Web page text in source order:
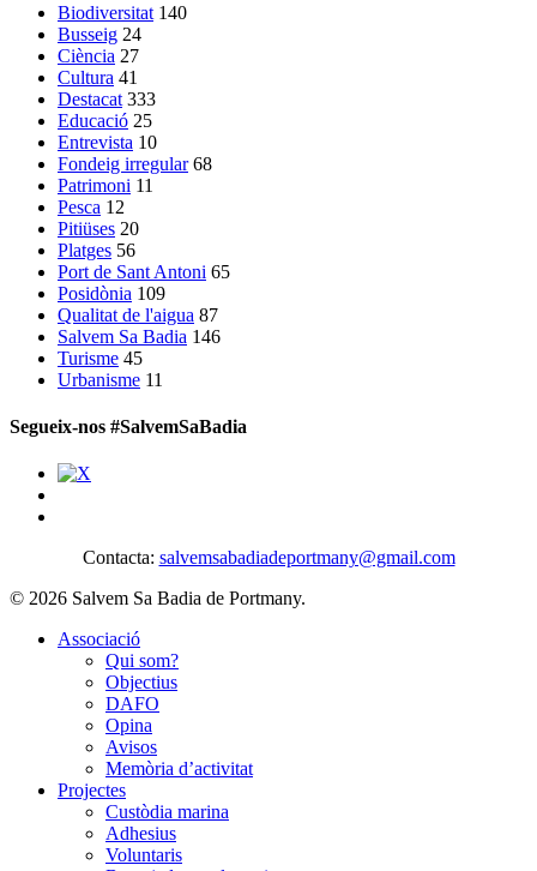
Biodiversitat 140
Busseig 24
Ciència 27
Cultura 41
Destacat 333
Educació 25
Entrevista 10
Fondeig irregular 68
Patrimoni 11
Pesca 12
Pitiüses 20
Platges 56
Port de Sant Antoni 65
Posidònia 109
Qualitat de l'aigua 87
Salvem Sa Badia 146
Turisme 45
Urbanisme 11
Segueix-nos #SalvemSaBadia
Contacta: salvemsabadiadeportmany@gmail.com
© 2026 Salvem Sa Badia de Portmany.
Close
Associació
Qui som?
Objectius
DAFO
Opina
Avisos
Memòria d’activitat
Projectes
Custòdia marina
Adhesius
Voluntaris